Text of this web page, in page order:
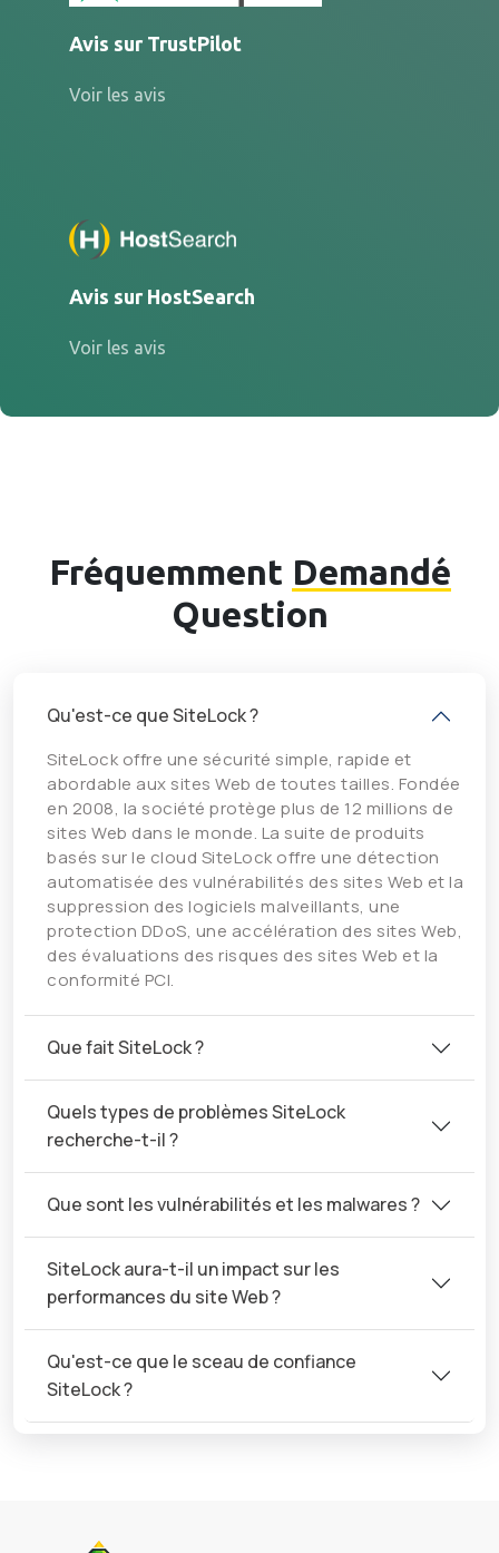
Avis sur TrustPilot
Voir les avis
Avis sur HostSearch
Voir les avis
Fréquemment Demandé
Question
Qu'est-ce que SiteLock ?
SiteLock offre une sécurité simple, rapide et
abordable aux sites Web de toutes tailles. Fondée
en 2008, la société protège plus de 12 millions de
sites Web dans le monde. La suite de produits
basés sur le cloud SiteLock offre une détection
automatisée des vulnérabilités des sites Web et la
suppression des logiciels malveillants, une
protection DDoS, une accélération des sites Web,
des évaluations des risques des sites Web et la
conformité PCI.
Que fait SiteLock ?
Quels types de problèmes SiteLock
recherche-t-il ?
Que sont les vulnérabilités et les malwares ?
SiteLock aura-t-il un impact sur les
performances du site Web ?
Qu'est-ce que le sceau de confiance
SiteLock ?